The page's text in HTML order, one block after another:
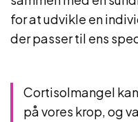
for at udvikle en
der passer til ens
Cortisolmangel
på vores krop, og